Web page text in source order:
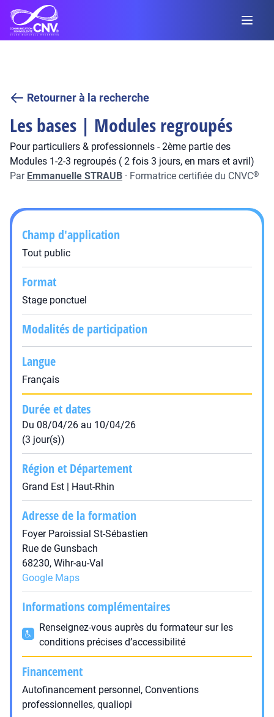
Retourner à la recherche
Les bases | Modules regroupés
Pour particuliers & professionnels - 2ème partie des
Modules 1-2-3 regroupés ( 2 fois 3 jours, en mars et avril)
Par Emmanuelle STRAUB · Formatrice certifiée du CNVC®
Champ d'application
Tout public
Format
Stage ponctuel
Modalités de participation
Langue
Français
Durée et dates
Du 08/04/26 au 10/04/26
(3 jour(s))
Région et Département
Grand Est | Haut-Rhin
Adresse de la formation
Foyer Paroissial St-Sébastien
Rue de Gunsbach
68230, Wihr-au-Val
Google Maps
Informations complémentaires
Renseignez-vous auprès du formateur sur les
conditions précises d’accessibilité
Financement
Autofinancement personnel, Conventions
professionnelles, qualiopi